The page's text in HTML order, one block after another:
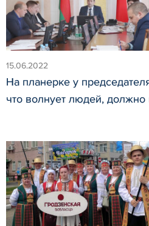
15.06.2022
На планерке у
что волнует людей, должно